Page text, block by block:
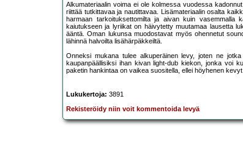
Alkumateriaalin voima ei ole kolmessa vuodessa
riittää tutkittavaa ja nautittavaa. Lisämateriaalin osalta
harmaan tarkoituksettomilta ja aivan kuin vasemmalla
kaiutukseen ja lyriikat on häivytetty muutamaa lausetta
ääntä. Oman lukunsa muodostavat myös ohennetut
lähinnä halvoilta lisähärpäkkeiltä.
Onneksi mukana tulee alkuperäinen levy, joten ne
kaupanpäällisiksi ihan kivan light-dub kiekon, jonka voi
paketin hankintaa on vaikea suositella, ellei höyhenen
Lukukertoja: 3891
Rekisteröidy niin voit kommentoida levyä